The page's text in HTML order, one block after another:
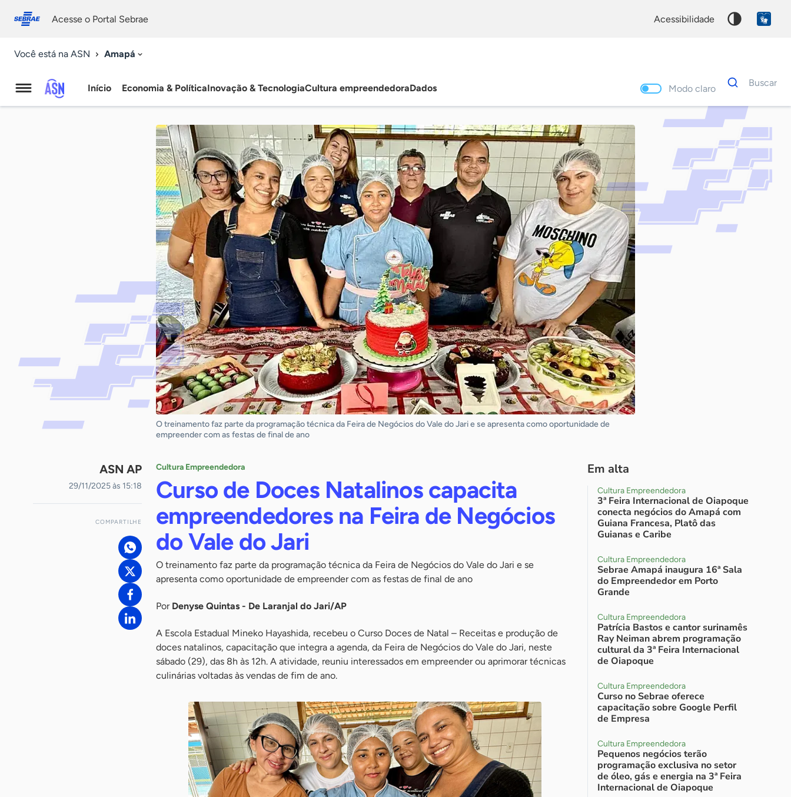
conosco
Acesse o Portal Sebrae acessibilidade
Você está na ASN Amapá
Agência
Início Economia & PolíticaInovação & TecnologiaCultura empreendedoraDados Modo claro
Dados
para
Buscar
Palavra
chave
O treinamento faz parte da programação técnica da Feira de Negócios do Vale do Jari e se apresenta como oportunidade de
empreender com as festas de final de ano
ASN AP
29/11/2025 às 15:18
COMPARTILHE
Cultura Empreendedora
Curso de Doces Natalinos capacita
empreendedores na Feira de Negócios
do Vale do Jari
O treinamento faz parte da programação técnica da Feira de Negócios do Vale do Jari e se
apresenta como oportunidade de empreender com as festas de final de ano
Por Denyse Quintas - De Laranjal do Jari/AP
A Escola Estadual Mineko Hayashida, recebeu o Curso Doces de Natal – Receitas e produção de
doces natalinos, capacitação que integra a agenda, da Feira de Negócios do Vale do Jari, neste
sábado (29), das 8h às 12h. A atividade, reuniu interessados em empreender ou aprimorar técnicas
culinárias voltadas às vendas de fim de ano.
Em alta
Cultura Empreendedora
3ª Feira Internacional de Oiapoque
conecta negócios do Amapá com
Guiana Francesa, Platô das
Guianas e Caribe
Cultura Empreendedora
Sebrae Amapá inaugura 16ª Sala
do Empreendedor em Porto
Grande
Cultura Empreendedora
Patrícia Bastos e cantor surinamês
Ray Neiman abrem programação
cultural da 3ª Feira Internacional
de Oiapoque
Cultura Empreendedora
Curso no Sebrae oferece
capacitação sobre Google Perfil
de Empresa
Cultura Empreendedora
Pequenos negócios terão
programação exclusiva no setor
de óleo, gás e energia na 3ª Feira
Internacional de Oiapoque